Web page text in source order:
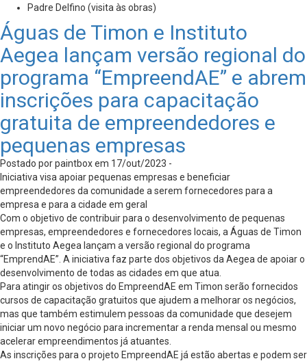
Padre Delfino (visita às obras)
Águas de Timon e Instituto
Aegea lançam versão regional do
programa “EmpreendAE” e abrem
inscrições para capacitação
gratuita de empreendedores e
pequenas empresas
Postado por paintbox em 17/out/2023 -
Iniciativa visa apoiar pequenas empresas e beneficiar
empreendedores da comunidade a serem fornecedores para a
empresa e para a cidade em geral
Com o objetivo de contribuir para o desenvolvimento de pequenas
empresas, empreendedores e fornecedores locais, a Águas de Timon
e o Instituto Aegea lançam a versão regional do programa
“EmprendAE”. A iniciativa faz parte dos objetivos da Aegea de apoiar o
desenvolvimento de todas as cidades em que atua.
Para atingir os objetivos do EmpreendAE em Timon serão fornecidos
cursos de capacitação gratuitos que ajudem a melhorar os negócios,
mas que também estimulem pessoas da comunidade que desejem
iniciar um novo negócio para incrementar a renda mensal ou mesmo
acelerar empreendimentos já atuantes.
As inscrições para o projeto EmpreendAE já estão abertas e podem ser